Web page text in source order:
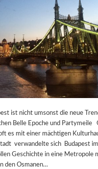
ist nicht umsonst die neue
Belle Epoche und Partymeile
es mit einer mächtigen
verwandelte sich Budapest
Geschichte in eine Metropole
den Osmanen…